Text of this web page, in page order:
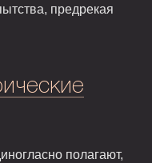
предрекая
полагают,